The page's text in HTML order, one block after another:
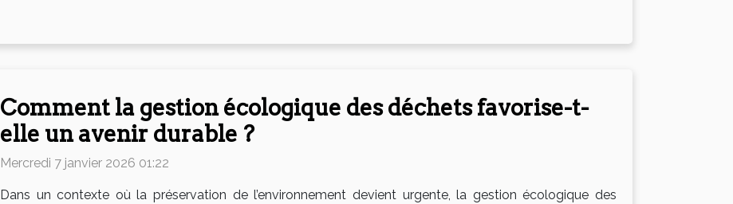
Comment la gestion écologique des déchets favorise-t-
elle un avenir durable ?
Mercredi 7 janvier 2026 01:22
Dans un contexte où la préservation de l’environnement devient urgente, la gestion écologique des